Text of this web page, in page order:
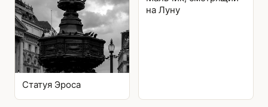
Статуя Эроса
на Луну